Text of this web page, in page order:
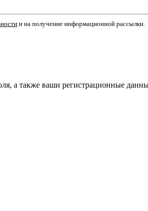
и на получение информационной рассылки.
а также ваши регистрационные